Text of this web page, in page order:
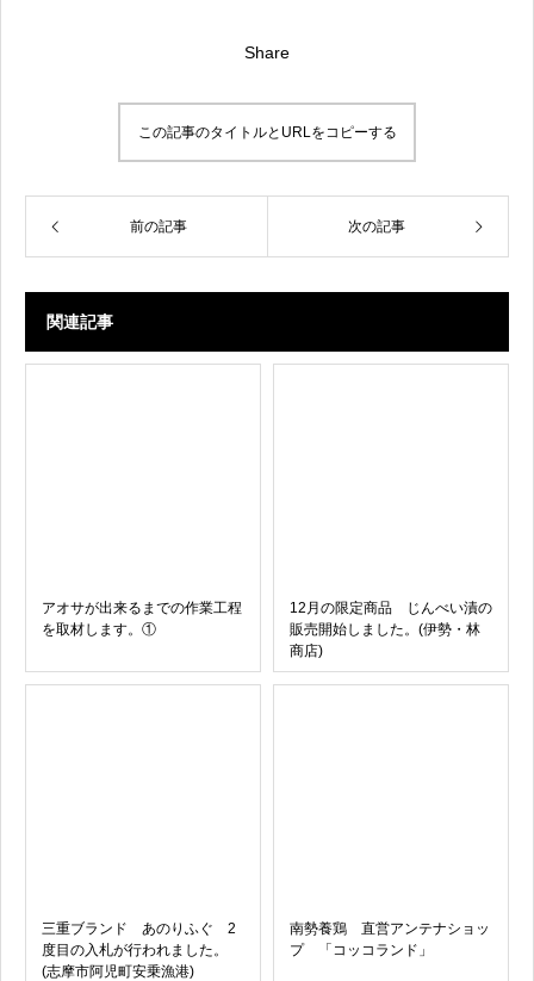
Share
この記事のタイトルとURLをコピーする
前の記事 次の記事
関連記事
アオサが出来るまでの作業工程
を取材します。①
12月の限定商品 じんべい漬の
販売開始しました。(伊勢・林
商店)
三重ブランド あのりふぐ 2
度目の入札が行われました。
(志摩市阿児町安乗漁港)
南勢養鶏 直営アンテナショッ
プ 「コッコランド」